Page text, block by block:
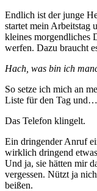
Endlich ist der junge
startet mein Arbeitstag
kleines morgendliches
werfen. Dazu braucht
Hach, was bin ich
So setze ich mich an
Liste für den Tag und…
Das Telefon klingelt.
Ein dringender Anruf
wirklich dringend
Und ja, sie hätten mir
vergessen. Nützt ja
beißen.